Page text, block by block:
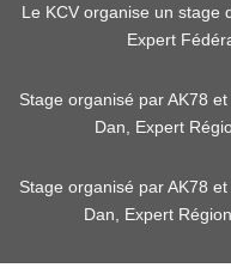
Le KCV organise un stage
Expert
Stage organisé par AK78
Dan, Expert
Stage organisé par AK78
Dan, Expert